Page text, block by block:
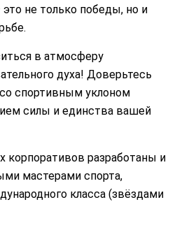
не только победы, но и
в атмосферу
духа! Доверьтесь
спортивным уклоном
силы и единства вашей
разработаны и
мастерами спорта,
класса (звёздами